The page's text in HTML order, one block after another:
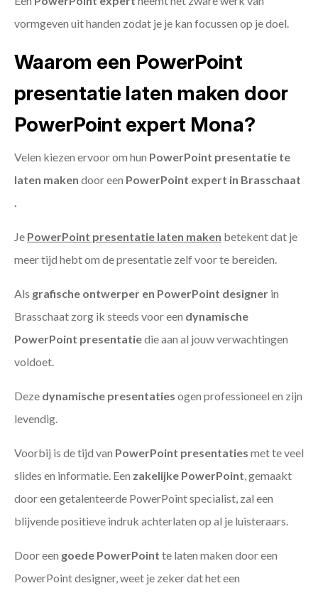
vormgeven uit handen zodat je je kan focussen op je doel.
Waarom een PowerPoint
presentatie laten maken door
PowerPoint expert Mona?
Velen kiezen ervoor om hun PowerPoint presentatie te
laten maken door een PowerPoint expert in Brasschaat
.
Je PowerPoint presentatie laten maken betekent dat je
meer tijd hebt om de presentatie zelf voor te bereiden.
Als grafische ontwerper en PowerPoint designer in
Brasschaat zorg ik steeds voor een dynamische
PowerPoint presentatiedie aan al jouw verwachtingen
voldoet.
Deze dynamische presentaties ogen professioneel en zijn
levendig.
Voorbij is de tijd van PowerPoint presentaties met te veel
slides en informatie. Een zakelijke PowerPoint, gemaakt
door een getalenteerde PowerPoint specialist, zal een
blijvende positieve indruk achterlaten op al je luisteraars.
Door een goede PowerPoint te laten maken door een
PowerPoint designer, weet je zeker dat het een